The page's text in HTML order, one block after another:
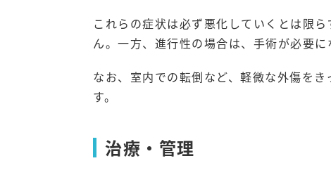
これらの症状は必ず悪化していくとは限
ん。一方、進行性の場合は、手術が必要に
なお、室内での転倒など、軽微な外傷を
す。
治療・管理